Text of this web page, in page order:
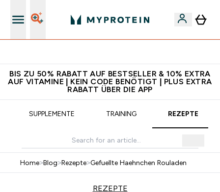
BIS ZU 50% RABATT AUF BESTSELLER & 10% EXTRA
AUF VITAMINE | KEIN CODE BENÖTIGT | PLUS EXTRA
RABATT ÜBER DIE APP
SUPPLEMENTE TRAINING REZEPTE
Home>Blog>Rezepte>Gefuellte Haehnchen Rouladen
REZEPTE